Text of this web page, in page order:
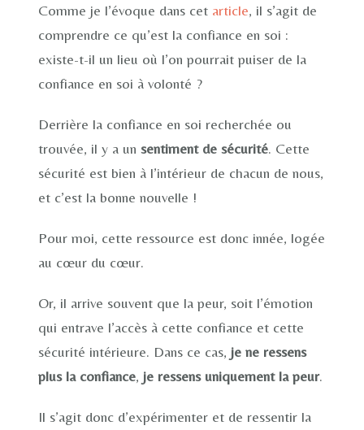
Comme je l’évoque dans cet article, il s’agit de
comprendre ce qu’est la confiance en soi :
existe-t-il un lieu où l’on pourrait puiser de la
confiance en soi à volonté ?
Derrière la confiance en soi recherchée ou
trouvée, il y a unsentiment de sécurité. Cette
sécurité est bien à l’intérieur de chacun de nous,
et c’est la bonne nouvelle !
Pour moi, cette ressource est donc innée, logée
au cœur du cœur.
Or, il arrive souvent que la peur, soit l’émotion
qui entrave l’accès à cette confiance et cette
sécurité intérieure. Dans ce cas, je ne ressens
plus la confiance, je ressens uniquement la peur.
Il s’agit donc d’expérimenter et de ressentir la